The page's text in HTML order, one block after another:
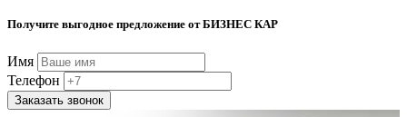
Получите выгодное предложение от БИЗНЕС КАР
Имя
Телефон
Заказать звонок